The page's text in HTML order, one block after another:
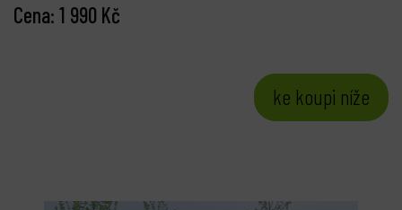
Cena: 1 990 Kč
ke koupi níže